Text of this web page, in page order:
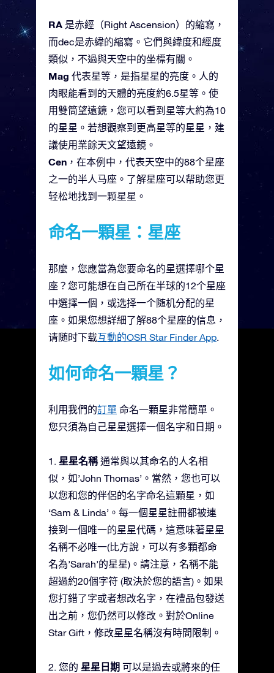
RA 是赤經（Right Ascension）的縮寫，
而dec是赤緯的縮寫。它們與緯度和經度
類似，不過與天空中的坐標有關。
Mag 代表星等，是指星星的亮度。人的
肉眼能看到的天體的亮度約6.5星等。使
用雙筒望遠鏡，您可以看到星等大約為10
的星星。若想觀察到更高星等的星星，建
議使用業餘天文望遠鏡。
Cen ，在本例中，代表天空中的88个星座
之一的半人马座。了解星座可以帮助您更
轻松地找到一颗星星。
命名一顆星：星座
那麼，您應當為您要命名的星選擇哪个星
座？您可能想在自己所在半球的12个星座
中選擇一個，或选择一个随机分配的星
座。如果您想詳細了解88个星座的信息，
请随时下载互動的OSR Star Finder App.
如何命名一顆星？
利用我們的訂單 命名一顆星非常簡單。
您只須為自己星星選擇一個名字和日期。
1. 星星名稱通常與以其命名的人名相
似，如’John Thomas’。當然，您也可以
以您和您的伴侶的名字命名這顆星，如
‘Sam & Linda’。每一個星星註冊都被連
接到一個唯一的星星代碼，這意味著星星
名稱不必唯一(比方說，可以有多顆都命
名為’Sarah’的星星)。請注意，名稱不能
超過約20個字符 (取決於您的語言)。如果
您打錯了字或者想改名字，在禮品包發送
出之前，您仍然可以修改。對於Online
Star Gift，修改星星名稱沒有時間限制。
2. 您的 星星日期 可以是過去或將來的任